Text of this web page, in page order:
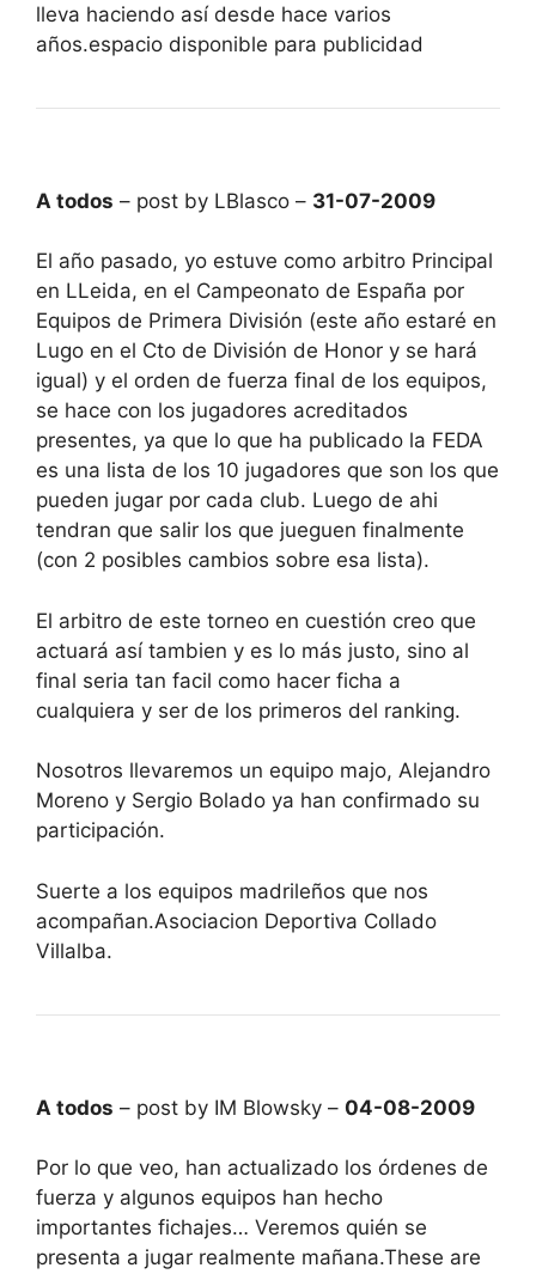
lleva haciendo así desde hace varios
años.espacio disponible para publicidad
A todos – post by LBlasco – 31-07-2009
El año pasado, yo estuve como arbitro Principal
en LLeida, en el Campeonato de España por
Equipos de Primera División (este año estaré en
Lugo en el Cto de División de Honor y se hará
igual) y el orden de fuerza final de los equipos,
se hace con los jugadores acreditados
presentes, ya que lo que ha publicado la FEDA
es una lista de los 10 jugadores que son los que
pueden jugar por cada club. Luego de ahi
tendran que salir los que jueguen finalmente
(con 2 posibles cambios sobre esa lista).
El arbitro de este torneo en cuestión creo que
actuará así tambien y es lo más justo, sino al
final seria tan facil como hacer ficha a
cualquiera y ser de los primeros del ranking.
Nosotros llevaremos un equipo majo, Alejandro
Moreno y Sergio Bolado ya han confirmado su
participación.
Suerte a los equipos madrileños que nos
acompañan.Asociacion Deportiva Collado
Villalba.
A todos – post by IM Blowsky – 04-08-2009
Por lo que veo, han actualizado los órdenes de
fuerza y algunos equipos han hecho
importantes fichajes… Veremos quién se
presenta a jugar realmente mañana.These are